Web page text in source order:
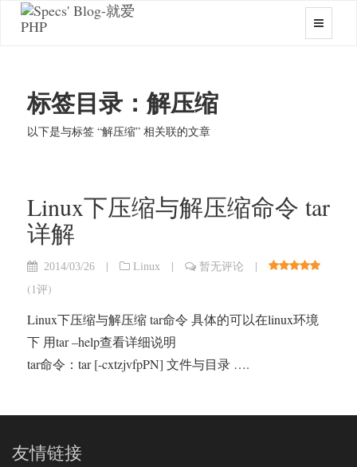
标签目录：解压缩
以下是与标签 “解压缩” 相关联的文章
Linux下压缩与解压缩命令 tar
详解
2014/03/26 | Linux | 暂无评论
|
(1评)
Linux下压缩与解压缩 tar命令 具体的可以在linux环境
下 用tar –help查看详细说明
tar命令：tar [-cxtzjvfpPN] 文件与目录 ….
友情链接